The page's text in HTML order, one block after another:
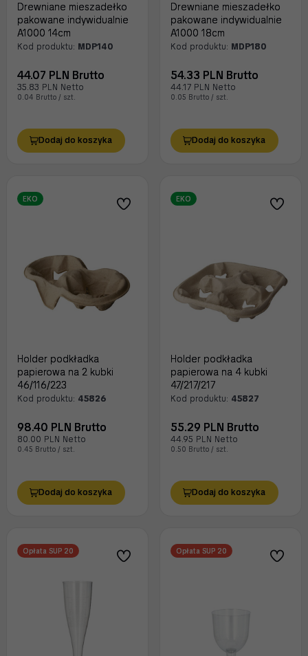
Drewniane mieszadełko
pakowane indywidualnie
A1000 14cm
Kod produktu: MDP140
44.07 PLN Brutto
35.83 PLN Netto
0.04 Brutto / szt.
Dodaj do koszyka
Drewniane mieszadełko
pakowane indywidualnie
A1000 18cm
Kod produktu: MDP180
54.33 PLN Brutto
44.17 PLN Netto
0.05 Brutto / szt.
Dodaj do koszyka
EKO
Holder podkładka
papierowa na 2 kubki
46/116/223
Kod produktu: 45826
98.40 PLN Brutto
80.00 PLN Netto
0.45 Brutto / szt.
Dodaj do koszyka
EKO
Holder podkładka
papierowa na 4 kubki
47/217/217
Kod produktu: 45827
55.29 PLN Brutto
44.95 PLN Netto
0.50 Brutto / szt.
Dodaj do koszyka
Opłata SUP 20 Opłata SUP 20